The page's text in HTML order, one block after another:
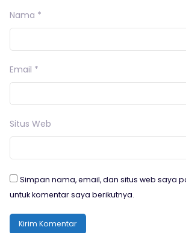
Nama *
Email *
Situs Web
Simpan nama, email, dan situs web saya
untuk komentar saya berikutnya.